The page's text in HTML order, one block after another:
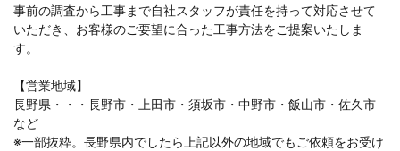
事前の調査から工事まで自社スタッフが責任を持って対応させて
いただき、お客様のご要望に合った工事方法をご提案いたしま
す。
【営業地域】
長野県・・・長野市・上田市・須坂市・中野市・飯山市・佐久市
など
※一部抜粋。長野県内でしたら上記以外の地域でもご依頼をお受け